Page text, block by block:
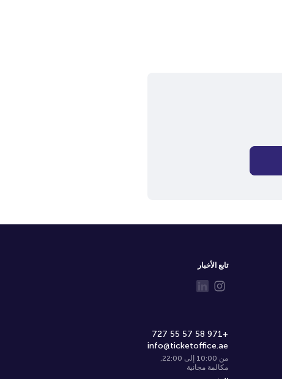
تابع الأخبار
+971 58 57 55 727
info@ticketoffice.ae
من 10:00 إلى 22:00
,
مكالمة مجانية